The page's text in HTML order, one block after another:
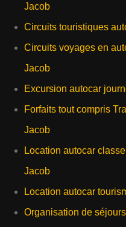
Jacob
Circuits touristiques
Circuits voyages en
Jacob
Excursion autocar
Forfaits tout compris
Jacob
Location autocar
Jacob
Location autocar
Organisation de